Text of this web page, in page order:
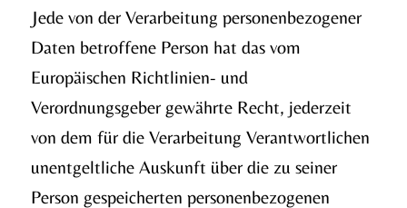
Jede von der Verarbeitung personenbezogener
Daten betroffene Person hat das vom
Europäischen Richtlinien- und
Verordnungsgeber gewährte Recht, jederzeit
von dem für die Verarbeitung Verantwortlichen
unentgeltliche Auskunft über die zu seiner
Person gespeicherten personenbezogenen